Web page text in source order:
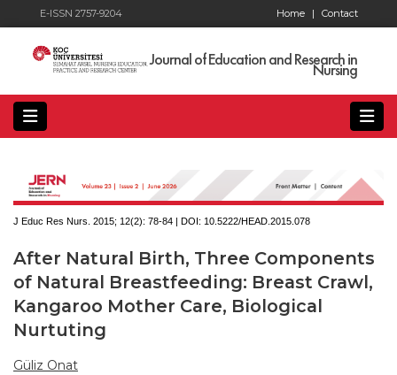
E-ISSN 2757-9204 Contact
Home |
Journal of Education and Research in
Nursing
J Educ Res Nurs. 2015; 12(2): 78-84 | DOI: 10.5222/HEAD.2015.078
After Natural Birth, Three Components
of Natural Breastfeeding: Breast Crawl,
Kangaroo Mother Care, Biological
Nurtuting
Güliz Onat